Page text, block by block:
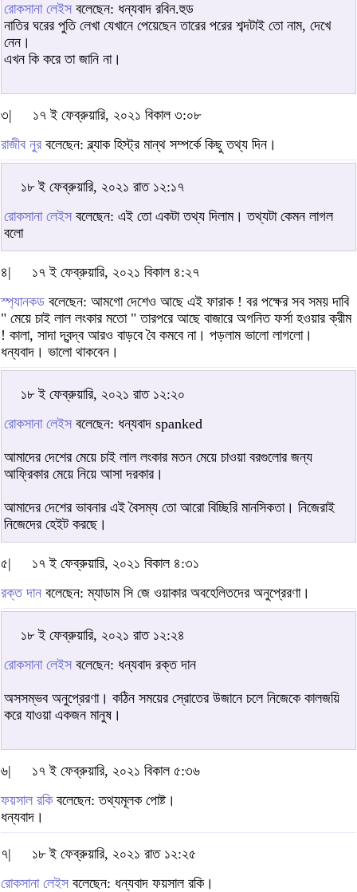
রোকসানা লেইস বলেছেন: ধন্যবাদ রবিন.হুড
নাতির ঘরের পুতি লেখা যেখানে পেয়েছেন তারের পরের শব্দটাই তো নাম, দেখে
নেন।
এখন কি করে তা জানি না।
৩|
১৭ ই ফেব্রুয়ারি, ২০২১ বিকাল ৩:০৮
রাজীব নুর বলেছেন: ব্ল্যাক হিস্ট্র মান্থ সম্পর্কে কিছু তথ্য দিন।
১৮ ই ফেব্রুয়ারি, ২০২১ রাত ১২:১৭
রোকসানা লেইস বলেছেন: এই তো একটা তথ্য দিলাম। তথ্যটা কেমন লাগল
বলো
৪|
১৭ ই ফেব্রুয়ারি, ২০২১ বিকাল ৪:২৭
স্প্যানকড বলেছেন: আমগো দেশেও আছে এই ফারাক ! বর পক্ষের সব সময় দাবি
" মেয়ে চাই লাল লংকার মতো " তারপরে আছে বাজারে অগনিত ফর্সা হওয়ার ক্রীম
! কালা, সাদা দ্বন্দ্ব আরও বাড়বে বৈ কমবে না। পড়লাম ভালো লাগলো।
ধন্যবাদ। ভালো থাকবেন।
১৮ ই ফেব্রুয়ারি, ২০২১ রাত ১২:২০
রোকসানা লেইস বলেছেন: ধন্যবাদ spanked
আমাদের দেশের মেয়ে চাই লাল লংকার মতন মেয়ে চাওয়া বরগুলোর জন্য
আফ্রিকার মেয়ে নিয়ে আসা দরকার।
আমাদের দেশের ভাবনার এই বৈসম্য তো আরো বিচ্ছিরি মানসিকতা। নিজেরাই
নিজেদের হেইট করছে।
৫|
১৭ ই ফেব্রুয়ারি, ২০২১ বিকাল ৪:৩১
রক্ত দান বলেছেন: ম্যাডাম সি জে ওয়াকার অবহেলিতদের অনুপ্রেরণা।
১৮ ই ফেব্রুয়ারি, ২০২১ রাত ১২:২৪
রোকসানা লেইস বলেছেন: ধন্যবাদ রক্ত দান
অসসম্ভব অনুপ্রেরণা। কঠিন সময়ের স্রোতের উজানে চলে নিজেকে কালজয়ি
করে যাওয়া একজন মানুষ।
৬|
১৭ ই ফেব্রুয়ারি, ২০২১ বিকাল ৫:৩৬
ফয়সাল রকিবলেছেন: তথ্যমূলক পোষ্ট।
ধন্যবাদ।
৭|
১৮ ই ফেব্রুয়ারি, ২০২১ রাত ১২:২৫
রোকসানা লেইস বলেছেন: ধন্যবাদ ফয়সাল রকি।